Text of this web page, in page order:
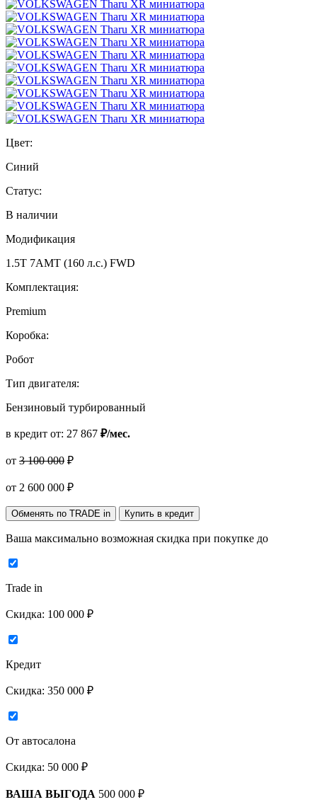
Цвет:
Синий
Статус:
В наличии
Модификация
1.5T 7AMT (160 л.с.) FWD
Комплектация:
Premium
Коробка:
Робот
Тип двигателя:
Бензиновый турбированный
в кредит от: 27 867 ₽/мес.
от 3 100 000 ₽
от 2 600 000 ₽
Обменять по TRADE in Купить в кредит
Ваша максимально возможная скидка при покупке до
Trade in
Скидка: 100 000 ₽
Кредит
Скидка: 350 000 ₽
От автосалона
Скидка: 50 000 ₽
ВАША ВЫГОДА 500 000 ₽